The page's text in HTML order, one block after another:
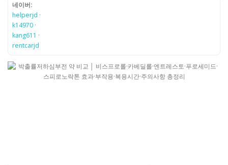
네이버:
helperjd ·
k14970 ·
kang611 ·
rentcarjd